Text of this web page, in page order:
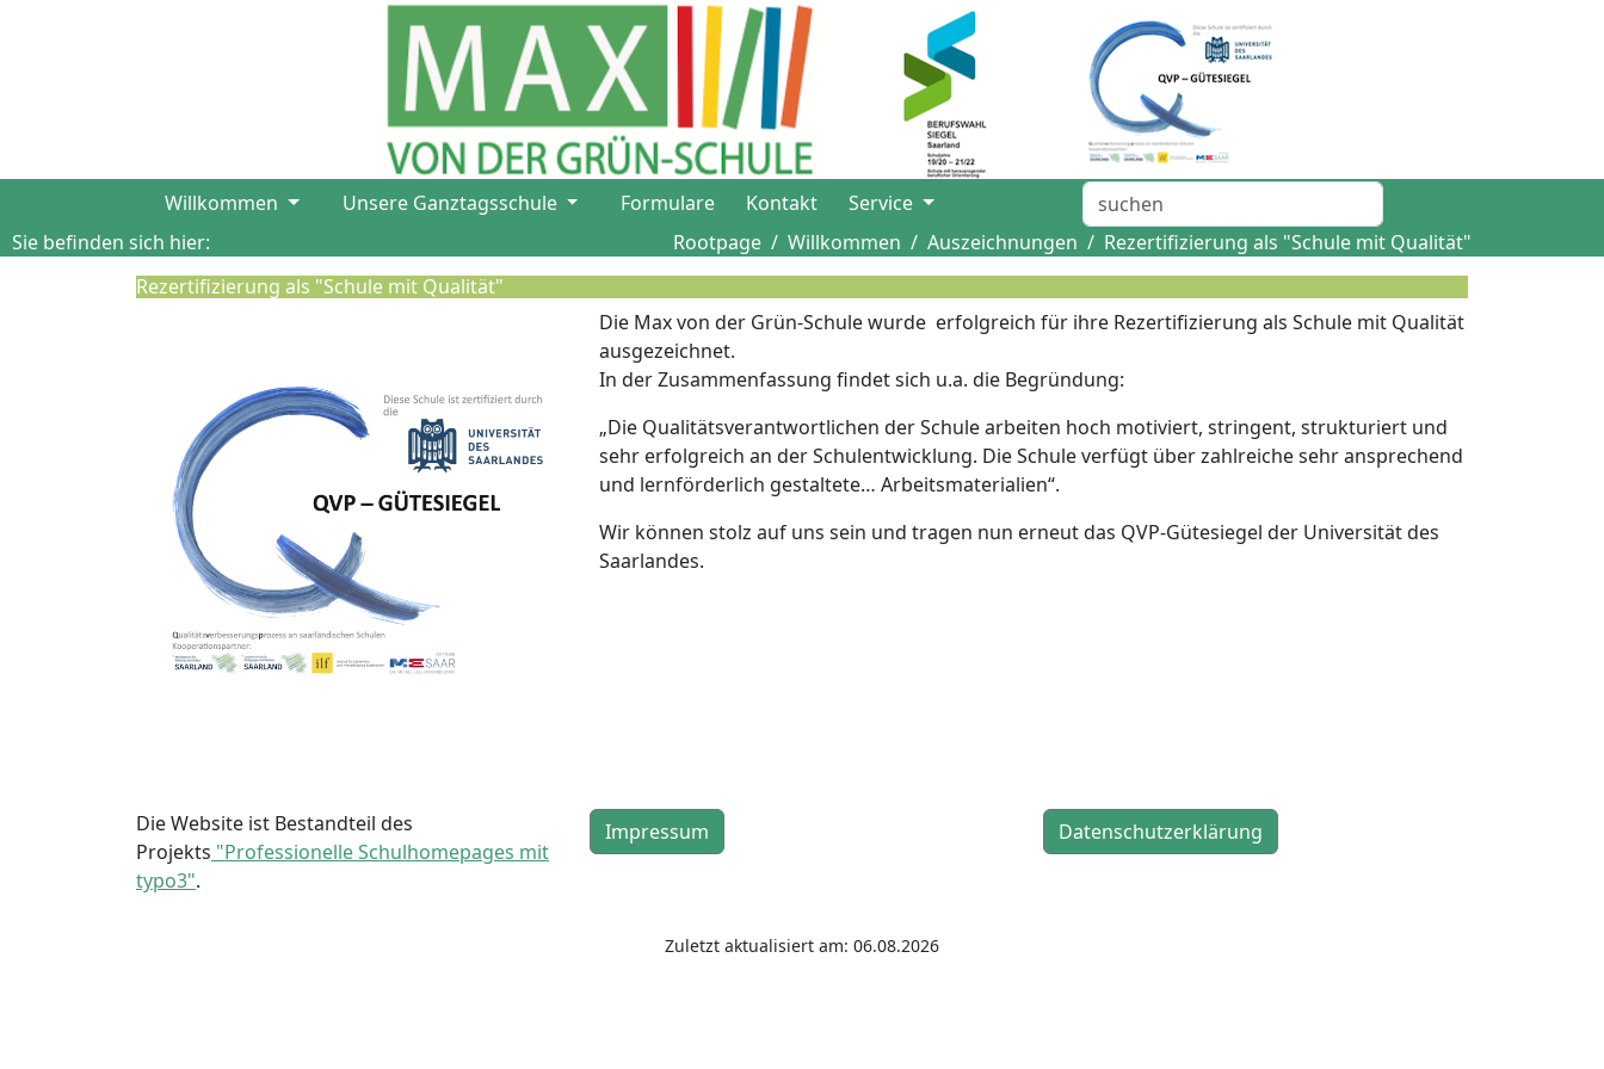
Willkommen Unsere Ganztagsschule Formulare Kontakt
Service
Sie befinden sich hier:
Rootpage Willkommen Auszeichnungen
Rezertifizierung als "Schule mit Qualität"
Rezertifizierung als "Schule mit Qualität"
Die Max von der Grün-Schule wurde erfolgreich für ihre Rezertifizierung als Schule mit Qualität
ausgezeichnet.
In der Zusammenfassung findet sich u.a. die Begründung:
„Die Qualitätsverantwortlichen der Schule arbeiten hoch motiviert, stringent, strukturiert und
sehr erfolgreich an der Schulentwicklung. Die Schule verfügt über zahlreiche sehr ansprechend
und lernförderlich gestaltete… Arbeitsmaterialien“.
Wir können stolz auf uns sein und tragen nun erneut das QVP-Gütesiegel der Universität des
Saarlandes.
Die Website ist Bestandteil des
Projekts "Professionelle Schulhomepages mit
typo3".
Impressum Datenschutzerklärung
Zuletzt aktualisiert am: 06.08.2026